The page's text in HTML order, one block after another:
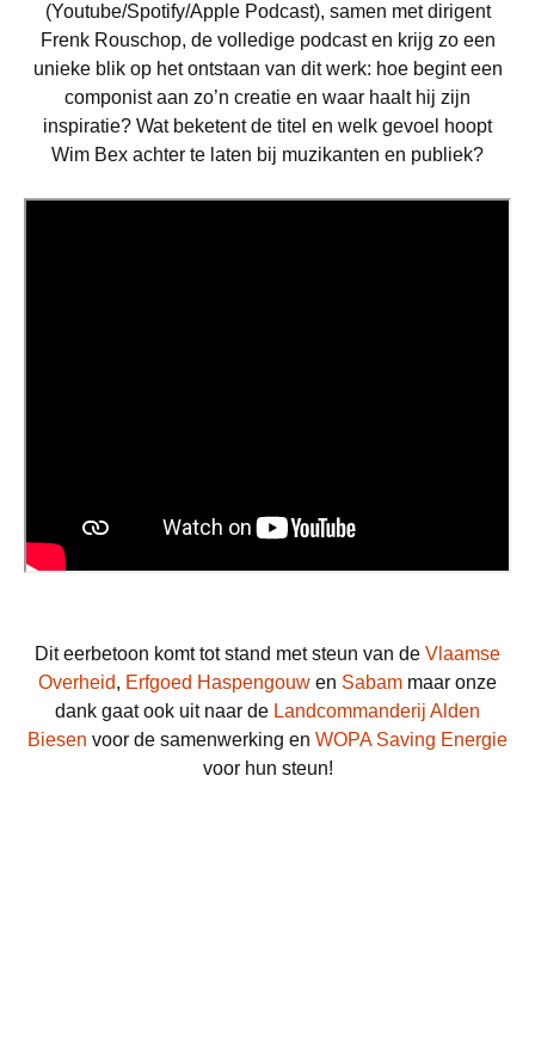
(Youtube/Spotify/Apple Podcast), samen met dirigent
Frenk Rouschop, de volledige podcast en krijg zo een
unieke blik op het ontstaan van dit werk: hoe begint een
componist aan zo’n creatie en waar haalt hij zijn
inspiratie? Wat beketent de titel en welk gevoel hoopt
Wim Bex achter te laten bij muzikanten en publiek?
Dit eerbetoon komt tot stand met steun van de Vlaamse
Overheid, Erfgoed Haspengouw en Sabam maar onze
dank gaat ook uit naar de Landcommanderij Alden
Biesen voor de samenwerking en WOPA Saving Energie
voor hun steun!